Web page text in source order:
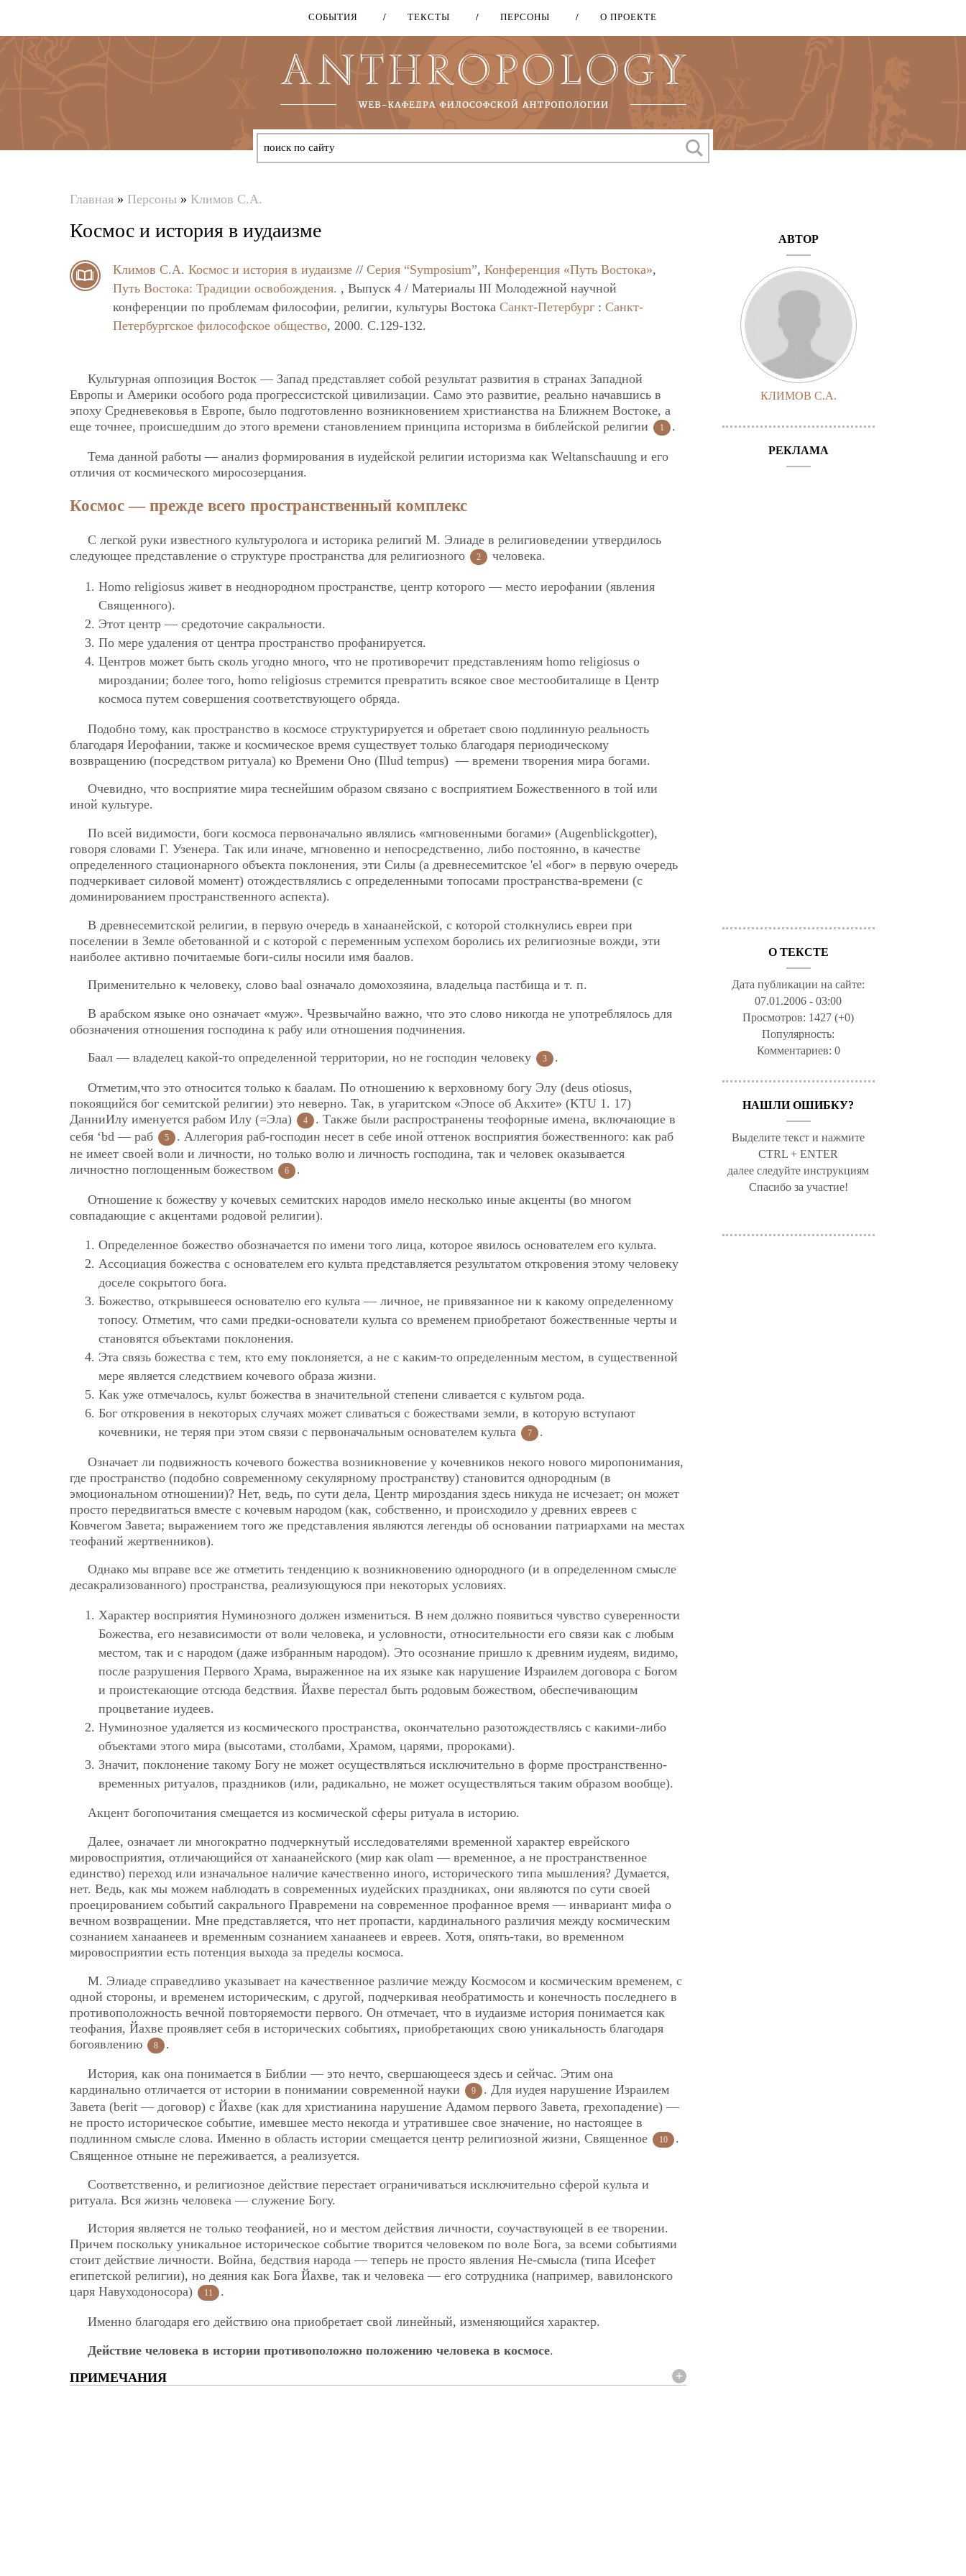
Перейти
основному
содержанию
СОБЫТИЯ ТЕКСТЫ ПЕРСОНЫ О ПРОЕКТЕ
здесь
Главная » Персоны » Климов С.А.
Космос и история в иудаизме
Климов С.А. Космос и история в иудаизме // Серия “Symposium”, Конференция «Путь Востока»,
Путь Востока: Традиции освобождения. , Выпуск 4 / Материалы III Молодежной научной
конференции по проблемам философии, религии, культуры Востока Санкт-Петербург : Санкт-
Петербургское философское общество, 2000. C.129-132.
Культурная оппозиция Восток — Запад представляет собой результат развития в странах Западной
Европы и Америки особого рода прогрессистской цивилизации. Само это развитие, реально начавшись в
эпоху Средневековья в Европе, было подготовленно возникновением христианства на Ближнем Востоке, а
еще точнее, происшедшим до этого времени становлением принципа историзма в библейской религии
1 .
Тема данной работы — анализ формирования в иудейской религии историзма как Weltanschauung и его
отличия от космического миросозерцания.
Космос — прежде всего пространственный комплекс
С легкой руки известного культуролога и историка религий М. Элиаде в религиоведении утвердилось
следующее представление о структуре пространства для религиозного
2 человека.
Homo religiosus живет в неоднородном пространстве, центр которого — место иерофании (явления
Священного).
Этот центр — средоточие сакральности.
По мере удаления от центра пространство профанируется.
Центров может быть сколь угодно много, что не противоречит представлениям homo religiosus о
мироздании; более того, homo religiosus стремится превратить всякое свое местообиталище в Центр
космоса путем совершения соответствующего обряда.
Подобно тому, как пространство в космосе структурируется и обретает свою подлинную реальность
благодаря Иерофании, также и космическое время существует только благодаря периодическому
возвращению (посредством ритуала) ко Времени Оно (Illud tempus) — времени творения мира богами.
Очевидно, что восприятие мира теснейшим образом связано с восприятием Божественного в той или
иной культуре.
По всей видимости, боги космоса первоначально являлись «мгновенными богами» (Augenblickgotter),
говоря словами Г. Узенера. Так или иначе, мгновенно и непосредственно, либо постоянно, в качестве
определенного стационарного объекта поклонения, эти Силы (а древнесемитское 'el «бог» в первую очередь
подчеркивает силовой момент) отождествлялись с определенными топосами пространства-времени (с
доминированием пространственного аспекта).
В древнесемитской религии, в первую очередь в ханаанейской, с которой столкнулись евреи при
поселении в Земле обетованной и с которой с переменным успехом боролись их религиозные вожди, эти
наиболее активно почитаемые боги-силы носили имя баалов.
Применительно к человеку, слово baal означало домохозяина, владельца пастбища и т. п.
В арабском языке оно означает «муж». Чрезвычайно важно, что это слово никогда не употреблялось для
обозначения отношения господина к рабу или отношения подчинения.
Баал — владелец какой-то определенной территории, но не господин человеку
3 .
Отметим,что это относится только к баалам. По отношению к верховному богу Элу (deus otiosus,
покоящийся бог семитской религии) это неверно. Так, в угаритском «Эпосе об Акхите» (KTU 1. 17)
ДанниИлу именуется рабом Илу (=Эла)
4
. Также были распространены теофорные имена, включающие в
себя ‘bd — раб
5
. Аллегория раб-господин несет в себе иной оттенок восприятия божественного: как раб
не имеет своей воли и личности, но только волю и личность господина, так и человек оказывается
личностно поглощенным божеством
6 .
Отношение к божеству у кочевых семитских народов имело несколько иные акценты (во многом
совпадающие с акцентами родовой религии).
Определенное божество обозначается по имени того лица, которое явилось основателем его культа.
Ассоциация божества с основателем его культа представляется результатом откровения этому человеку
доселе сокрытого бога.
Божество, открывшееся основателю его культа — личное, не привязанное ни к какому определенному
топосу. Отметим, что сами предки-основатели культа со временем приобретают божественные черты и
становятся объектами поклонения.
Эта связь божества с тем, кто ему поклоняется, а не с каким-то определенным местом, в существенной
мере является следствием кочевого образа жизни.
Как уже отмечалось, культ божества в значительной степени сливается с культом рода.
Бог откровения в некоторых случаях может сливаться с божествами земли, в которую вступают
кочевники, не теряя при этом связи с первоначальным основателем культа
7 .
Означает ли подвижность кочевого божества возникновение у кочевников некого нового миропонимания,
где пространство (подобно современному секулярному пространству) становится однородным (в
эмоциональном отношении)? Нет, ведь, по сути дела, Центр мироздания здесь никуда не исчезает; он может
просто передвигаться вместе с кочевым народом (как, собственно, и происходило у древних евреев с
Ковчегом Завета; выражением того же представления являются легенды об основании патриархами на местах
теофаний жертвенников).
Однако мы вправе все же отметить тенденцию к возникновению однородного (и в определенном смысле
десакрализованного) пространства, реализующуюся при некоторых условиях.
Характер восприятия Нуминозного должен измениться. В нем должно появиться чувство суверенности
Божества, его независимости от воли человека, и условности, относительности его связи как с любым
местом, так и с народом (даже избранным народом). Это осознание пришло к древним иудеям, видимо,
после разрушения Первого Храма, выраженное на их языке как нарушение Израилем договора с Богом
и проистекающие отсюда бедствия. Йахве перестал быть родовым божеством, обеспечивающим
процветание иудеев.
Нуминозное удаляется из космического пространства, окончательно разотождествлясь с какими-либо
объектами этого мира (высотами, столбами, Храмом, царями, пророками).
Значит, поклонение такому Богу не может осуществляться исключительно в форме пространственно-
временных ритуалов, праздников (или, радикально, не может осуществляться таким образом вообще).
Акцент богопочитания смещается из космической сферы ритуала в историю.
Далее, означает ли многократно подчеркнутый исследователями временной характер еврейского
мировосприятия, отличающийся от ханаанейского (мир как olam — временное, а не пространственное
единство) переход или изначальное наличие качественно иного, исторического типа мышления? Думается,
нет. Ведь, как мы можем наблюдать в современных иудейских праздниках, они являются по сути своей
проецированием событий сакрального Правремени на современное профанное время — инвариант мифа о
вечном возвращении. Мне представляется, что нет пропасти, кардинального различия между космическим
сознанием ханаанеев и временным сознанием ханаанеев и евреев. Хотя, опять-таки, во временном
мировосприятии есть потенция выхода за пределы космоса.
М. Элиаде справедливо указывает на качественное различие между Космосом и космическим временем, с
одной стороны, и временем историческим, с другой, подчеркивая необратимость и конечность последнего в
противоположность вечной повторяемости первого. Он отмечает, что в иудаизме история понимается как
теофания, Йахве проявляет себя в исторических событиях, приобретающих свою уникальность благодаря
богоявлению
8 .
История, как она понимается в Библии — это нечто, свершающееся здесь и сейчас. Этим она
кардинально отличается от истории в понимании современной науки
9
. Для иудея нарушение Израилем
Завета (berit — договор) с Йахве (как для христианина нарушение Адамом первого Завета, грехопадение) —
не просто историческое событие, имевшее место некогда и утратившее свое значение, но настоящее в
подлинном смысле слова. Именно в область истории смещается центр религиозной жизни, Священное
10
.
Священное отныне не переживается, а реализуется.
Соответственно, и религиозное действие перестает ограничиваться исключительно сферой культа и
ритуала. Вся жизнь человека — служение Богу.
История является не только теофанией, но и местом действия личности, соучаствующей в ее творении.
Причем поскольку уникальное историческое событие творится человеком по воле Бога, за всеми событиями
стоит действие личности. Война, бедствия народа — теперь не просто явления Не-смысла (типа Исефет
египетской религии), но деяния как Бога Йахве, так и человека — его сотрудника (например, вавилонского
царя Навуходоносора)
11 .
Именно благодаря его действию она приобретает свой линейный, изменяющийся характер.
Действие человека в истории противоположно положению человека в космосе.
ПРИМЕЧАНИЯ
АВТОР
КЛИМОВ С.А.
РЕКЛАМА
О ТЕКСТЕ
Дата публикации на сайте:
07.01.2006 - 03:00
Просмотров: 1427 (+0)
Популярность:
Комментариев: 0
НАШЛИ ОШИБКУ?
Выделите текст и нажмите
CTRL + ENTER
далее следуйте инструкциям
Спасибо за участие!